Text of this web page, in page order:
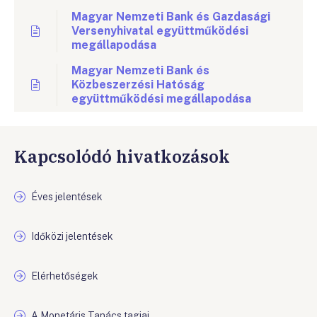
Magyar Nemzeti Bank és Gazdasági
Versenyhivatal együttműködési
megállapodása
Magyar Nemzeti Bank és
Közbeszerzési Hatóság
együttműködési megállapodása
Kapcsolódó hivatkozások
Éves jelentések
Időközi jelentések
Elérhetőségek